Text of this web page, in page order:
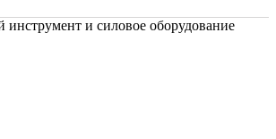
и силовое оборудование